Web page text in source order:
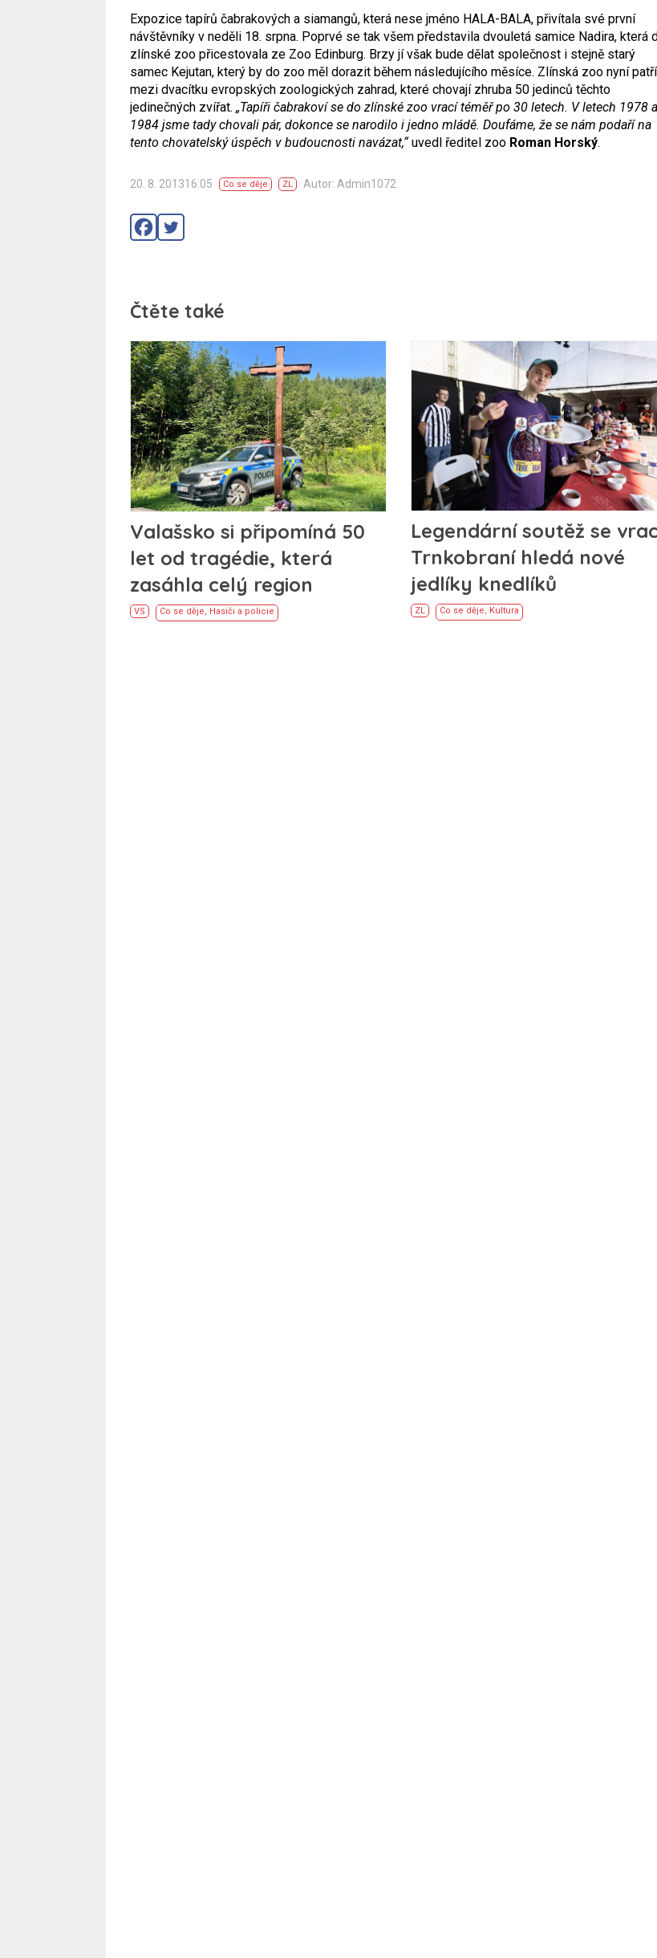
Expozice tapírů čabrakových a siamangů, která nese jméno HALA-BALA, přivítala své první
návštěvníky v neděli 18. srpna. Poprvé se tak všem představila dvouletá samice Nadira, která
zlínské zoo přicestovala ze Zoo Edinburg. Brzy jí však bude dělat společnost i stejně starý
samec Kejutan, který by do zoo měl dorazit během následujícího měsíce. Zlínská zoo nyní patří
mezi dvacítku evropských zoologických zahrad, které chovají zhruba 50 jedinců těchto
jedinečných zvířat. „Tapíři čabrakoví se do zlínské zoo vrací téměř po 30 letech. V letech 1978
1984 jsme tady chovali pár, dokonce se narodilo i jedno mládě. Doufáme, že se nám podaří na
tento chovatelský úspěch v budoucnosti navázat,“uvedl ředitel zoo Roman Horský.
20. 8. 201316:05 Co se děje ZL Autor: Admin1072
Čtěte také
Valašsko si připomíná 50
let od tragédie, která
zasáhla celý region
VS Co se děje Hasiči a policie
Legendární soutěž se
Trnkobraní hledá nové
jedlíky knedlíků
ZL Co se děje, Kultura